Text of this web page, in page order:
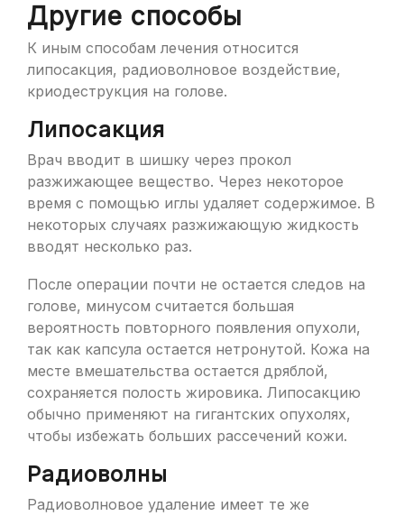
Другие способы
К иным способам лечения относится
липосакция, радиоволновое воздействие,
криодеструкция на голове.
Липосакция
Врач вводит в шишку через прокол
разжижающее вещество. Через некоторое
время с помощью иглы удаляет содержимое. В
некоторых случаях разжижающую жидкость
вводят несколько раз.
После операции почти не остается следов на
голове, минусом считается большая
вероятность повторного появления опухоли,
так как капсула остается нетронутой. Кожа на
месте вмешательства остается дряблой,
сохраняется полость жировика. Липосакцию
обычно применяют на гигантских опухолях,
чтобы избежать больших рассечений кожи.
Радиоволны
Радиоволновое удаление имеет те же